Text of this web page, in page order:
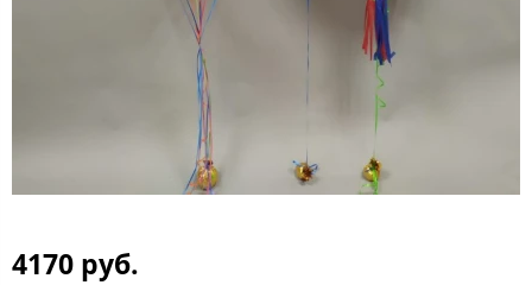
4170 руб.